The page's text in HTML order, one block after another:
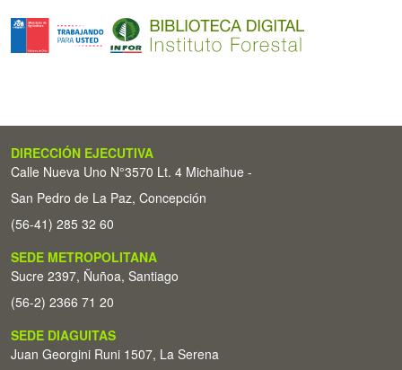
DIRECCIÓN EJECUTIVA
Calle Nueva Uno N°3570 Lt. 4 Michaihue -
San Pedro de La Paz, Concepción
(56-41) 285 32 60
SEDE METROPOLITANA
Sucre 2397, Ñuñoa, Santiago
(56-2) 2366 71 20
SEDE DIAGUITAS
Juan Georgini Runi 1507, La Serena